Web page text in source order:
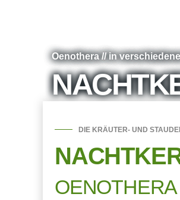
Oenothera // in
DIE KRÄUTER- UND
OENOTHERA